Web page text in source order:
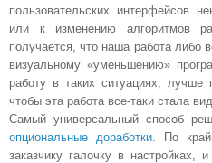
пользовательских интерфейсов
или к изменению алгоритмов
получается, что наша работа либо
визуальному «уменьшению»
работу в таких ситуациях, лучше
чтобы эта работа все-таки стала
Самый универсальный способ
опциональные доработки . По
заказчику галочку в настройках,